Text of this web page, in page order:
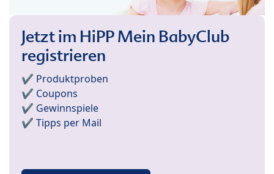
Jetzt im HiPP Mein BabyClub
registrieren
✔️ Produktproben
✔️ Coupons
✔️ Gewinnspiele
✔️ Tipps per Mail